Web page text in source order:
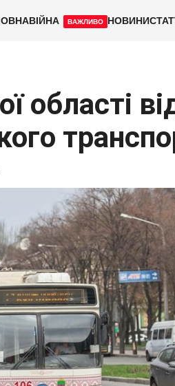
ВІЙНА ВАЖЛИВО НОВИНИ
області